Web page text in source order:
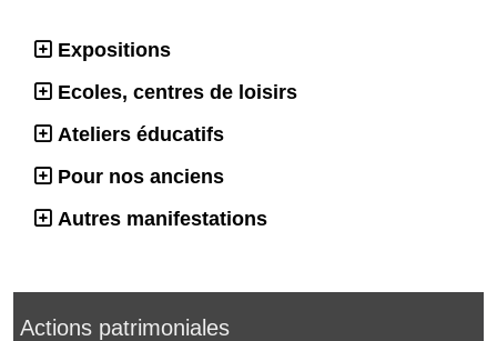
Expositions
Ecoles, centres de loisirs
Ateliers éducatifs
Pour nos anciens
Autres manifestations
Actions patrimoniales